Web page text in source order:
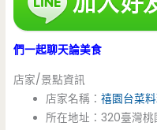
們一起聊天論美食
店家/景點資訊
店家名稱：禧園台菜
所在地址：320臺灣